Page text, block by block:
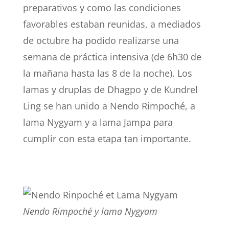
preparativos y como las condiciones
favorables estaban reunidas, a mediados
de octubre ha podido realizarse una
semana de práctica intensiva (de 6h30 de
la mañana hasta las 8 de la noche). Los
lamas y druplas de Dhagpo y de Kundrel
Ling se han unido a Nendo Rimpoché, a
lama Nygyam y a lama Jampa para
cumplir con esta etapa tan importante.
Nendo Rimpoché y lama Nygyam